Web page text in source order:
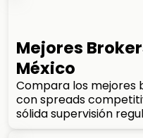
Mejores
México
Compara los mejores
con spreads
sólida supervisión